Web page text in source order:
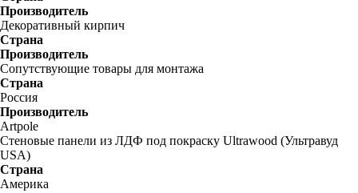
Производитель
Декоративный кирпич
Страна
Производитель
Сопутствующие товары для монтажа
Страна
Россия
Производитель
Artpole
Стеновые панели из ЛДФ под покраску Ultrawood (Ультравуд
USA)
Страна
Америка